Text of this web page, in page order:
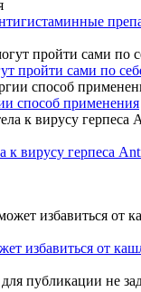
пройти сами по
способ применения
к вирусу герпеса
избавиться от